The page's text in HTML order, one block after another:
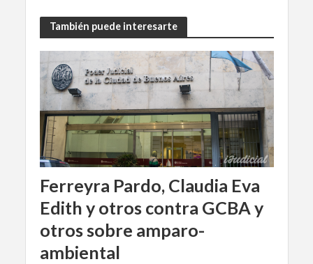
También puede interesarte
Ferreyra Pardo, Claudia Eva
Edith y otros contra GCBA y
otros sobre amparo-
ambiental